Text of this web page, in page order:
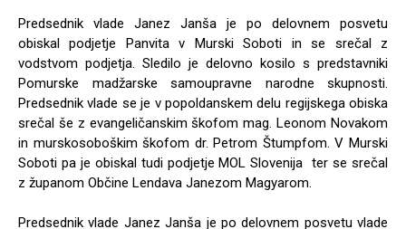
Predsednik vlade Janez Janša je po delovnem posvetu
obiskal podjetje Panvita v Murski Soboti in se srečal z
vodstvom podjetja. Sledilo je delovno kosilo s predstavniki
Pomurske madžarske samoupravne narodne skupnosti.
Predsednik vlade se je v popoldanskem delu regijskega obiska
srečal še z evangeličanskim škofom mag. Leonom Novakom
in murskosoboškim škofom dr. Petrom Štumpfom. V Murski
Soboti pa je obiskal tudi podjetje MOL Slovenija ter se srečal
z županom Občine Lendava Janezom Magyarom.
Predsednik vlade Janez Janša je po delovnem posvetu vlade